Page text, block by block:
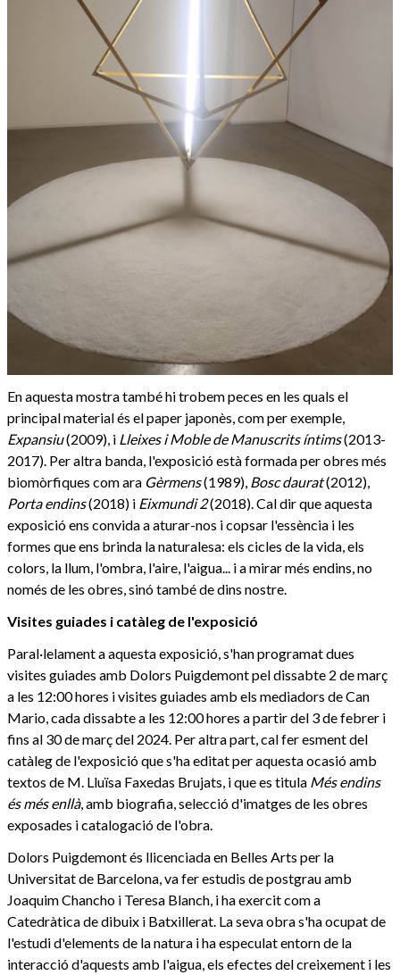
En aquesta mostra també hi trobem peces en les quals el
principal material és el paper japonès, com per exemple,
Expansiu(2009), i Lleixes i Moble de Manuscrits íntims(2013-
2017). Per altra banda, l'exposició està formada per obres més
biomòrfiques com ara Gèrmens(1989), Bosc daurat(2012),
Porta endins(2018) i Eixmundi 2(2018). Cal dir que aquesta
exposició ens convida a aturar-nos i copsar l'essència i les
formes que ens brinda la naturalesa: els cicles de la vida, els
colors, la llum, l'ombra, l'aire, l'aigua... i a mirar més endins, no
només de les obres, sinó també de dins nostre.
Visites guiades i catàleg de l'exposició
Paral·lelament a aquesta exposició, s'han programat dues
visites guiades amb Dolors Puigdemont pel dissabte 2 de març
a les 12:00 hores i visites guiades amb els mediadors de Can
Mario, cada dissabte a les 12:00 hores a partir del 3 de febrer i
fins al 30 de març del 2024. Per altra part, cal fer esment del
catàleg de l'exposició que s'ha editat per aquesta ocasió amb
textos de M. Lluïsa Faxedas Brujats, i que es titula Més endins
és més enllà, amb biografia, selecció d'imatges de les obres
exposades i catalogació de l'obra.
Dolors Puigdemont és llicenciada en Belles Arts per la
Universitat de Barcelona, va fer estudis de postgrau amb
Joaquim Chancho i Teresa Blanch, i ha exercit com a
Catedràtica de dibuix i Batxillerat. La seva obra s'ha ocupat de
l'estudi d'elements de la natura i ha especulat entorn de la
interacció d'aquests amb l'aigua, els efectes del creixement i les